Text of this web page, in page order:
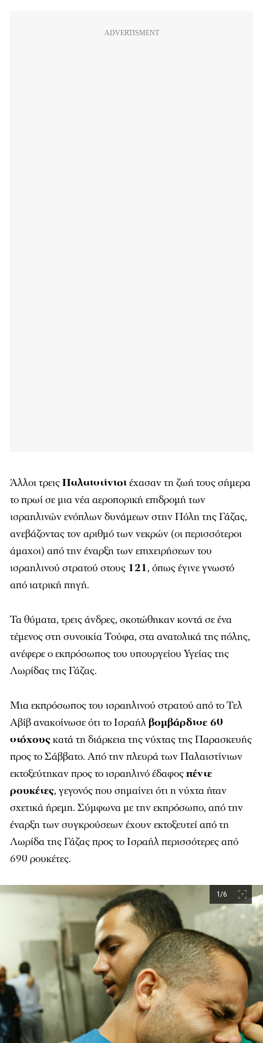
Άλλοι τρειςΠαλαιστίνιοιέχασαν τη ζωή τους σήμερα
το πρωί σε μια νέα αεροπορική επιδρομή των
ισραηλινών ενόπλων δυνάμεων στην Πόλη της Γάζας,
ανεβάζοντας τον αριθμό των νεκρών (οι περισσότεροι
άμαχοι) από την έναρξη των επιχειρήσεων του
ισραηλινού στρατού στους 121, όπως έγινε γνωστό
από ιατρική πηγή.
Τα θύματα, τρεις άνδρες, σκοτώθηκαν κοντά σε ένα
τέμενος στη συνοικία Τούφα, στα ανατολικά της πόλης,
ανέφερε ο εκπρόσωπος του υπουργείου Υγείας της
Λωρίδας της Γάζας.
Μια εκπρόσωπος του ισραηλινού στρατού από το Τελ
Αβίβ ανακοίνωσε ότι το Ισραήλβομβάρδισε 60
στόχουςκατά τη διάρκεια της νύχτας της Παρασκευής
προς το Σάββατο. Από την πλευρά των Παλαιστίνιων
εκτοξεύτηκαν προς το ισραηλινό έδαφοςπέντε
ρουκέτες, γεγονός που σημαίνει ότι η νύχτα ήταν
σχετικά ήρεμη. Σύμφωνα με την εκπρόσωπο, από την
έναρξη των συγκρούσεων έχουν εκτοξευτεί από τη
Λωρίδα της Γάζας προς το Ισραήλ περισσότερες από
690 ρουκέτες.
1/6